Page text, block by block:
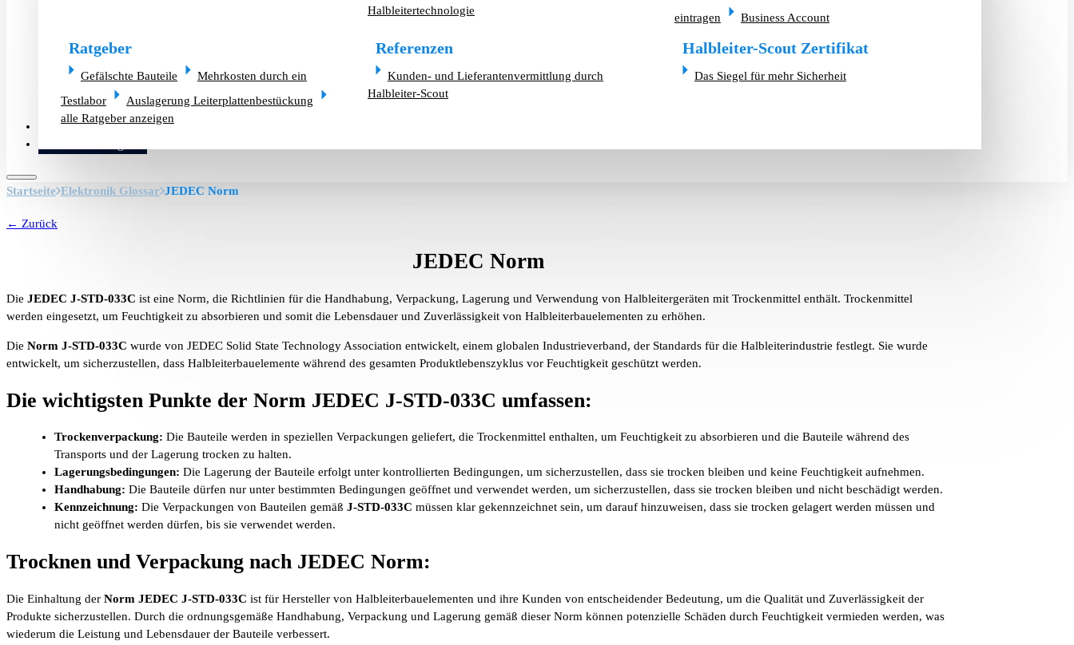
Halbleitertechnologie
eintragen
Business Account
Ratgeber
Gefälschte Bauteile
Mehrkosten durch ein
Testlabor
Auslagerung Leiterplattenbestückung
alle Ratgeber anzeigen
Referenzen
Kunden- und Lieferantenvermittlung durch
Halbleiter-Scout
Halbleiter-Scout Zertifikat
Das Siegel für mehr Sicherheit
Altlager verkaufen
Startseite Elektronik Glossar JEDEC Norm
← Zurück
JEDEC Norm
Die JEDEC J-STD-033C ist eine Norm, die Richtlinien für die Handhabung, Verpackung, Lagerung und Verwendung von Halbleitergeräten mit Trockenmittel enthält. Trockenmittel
werden eingesetzt, um Feuchtigkeit zu absorbieren und somit die Lebensdauer und Zuverlässigkeit von Halbleiterbauelementen zu erhöhen.
Die Norm J-STD-033C wurde von JEDEC Solid State Technology Association entwickelt, einem globalen Industrieverband, der Standards für die Halbleiterindustrie festlegt. Sie wurde
entwickelt, um sicherzustellen, dass Halbleiterbauelemente während des gesamten Produktlebenszyklus vor Feuchtigkeit geschützt werden.
Die wichtigsten Punkte der Norm JEDEC J-STD-033C umfassen:
Trockenverpackung: Die Bauteile werden in speziellen Verpackungen geliefert, die Trockenmittel enthalten, um Feuchtigkeit zu absorbieren und die Bauteile während des
Transports und der Lagerung trocken zu halten.
Lagerungsbedingungen: Die Lagerung der Bauteile erfolgt unter kontrollierten Bedingungen, um sicherzustellen, dass sie trocken bleiben und keine Feuchtigkeit aufnehmen.
Handhabung: Die Bauteile dürfen nur unter bestimmten Bedingungen geöffnet und verwendet werden, um sicherzustellen, dass sie trocken bleiben und nicht beschädigt werden.
Kennzeichnung: Die Verpackungen von Bauteilen gemäß J-STD-033C müssen klar gekennzeichnet sein, um darauf hinzuweisen, dass sie trocken gelagert werden müssen und
nicht geöffnet werden dürfen, bis sie verwendet werden.
Trocknen und Verpackung nach JEDEC Norm:
Die Einhaltung der Norm JEDEC J-STD-033C ist für Hersteller von Halbleiterbauelementen und ihre Kunden von entscheidender Bedeutung, um die Qualität und Zuverlässigkeit der
Produkte sicherzustellen. Durch die ordnungsgemäße Handhabung, Verpackung und Lagerung gemäß dieser Norm können potenzielle Schäden durch Feuchtigkeit vermieden werden, was
wiederum die Leistung und Lebensdauer der Bauteile verbessert.